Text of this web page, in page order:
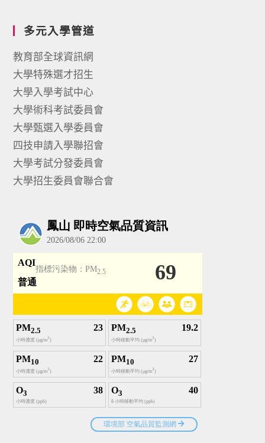
多元入學管道
教育部全球資訊網
大學特殊選才招生
大學入學考試中心
大學術科考試委員會
大學甄選入學委員會
四技申請入學聯招會
大學考試分發委員會
大學招生委員會聯合會